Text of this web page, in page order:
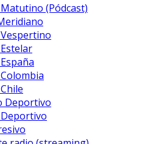
(Pódcast)
Deportivo